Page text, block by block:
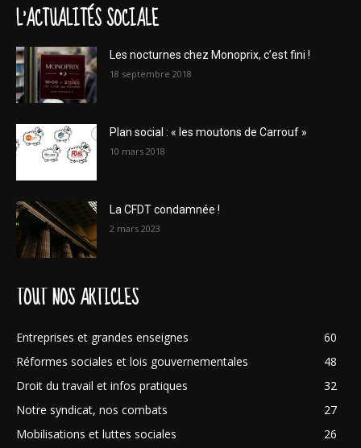
L'ACTUALITÉS SOCIALE
Les nocturnes chez Monoprix, c’est fini !
18 septembre 2018
Plan social : « les moutons de Carrouf »
10 mars 2018
La CFDT condamnée !
2 mars 2023
TOUT NOS ARTICLES
Entreprises et grandes enseignes
60
Réformes sociales et lois gouvernementales
48
Droit du travail et infos pratiques
32
Notre syndicat, nos combats
27
Mobilisations et luttes sociales
26